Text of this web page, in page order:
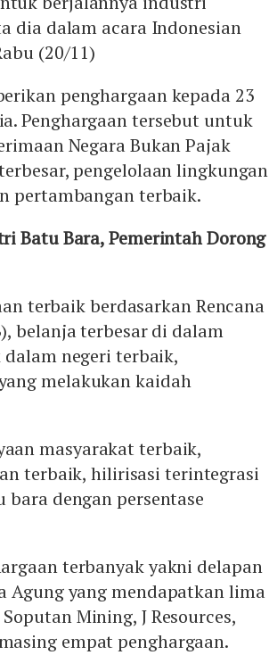
dia dalam acara Indonesian
(20/11)
penghargaan kepada 23
Penghargaan tersebut untuk
Negara Bukan Pajak
pengelolaan lingkungan
pertambangan terbaik.
Batu Bara, Pemerintah Dorong
terbaik berdasarkan Rencana
belanja terbesar di dalam
negeri terbaik,
melakukan kaidah
masyarakat terbaik,
terbaik, hilirisasi terintegrasi
dengan persentase
terbanyak yakni delapan
Agung yang mendapatkan lima
Mining, J Resources,
empat penghargaan.